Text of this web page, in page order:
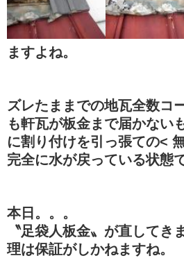
ますよね。
ズレたままでの地瓦全数コ
も軒瓦が板金まで届かない
に割り付けを引っ張ての<
完全に水が戻っている状態
本日。。。
〝足袋人板金〟が直してき
理は保証がしかねますね。